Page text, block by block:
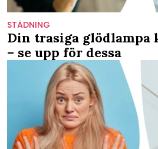
STÄDNING
Din trasiga glödlampa
– se upp för dessa